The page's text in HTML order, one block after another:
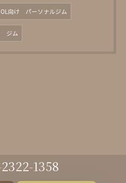
向け パーソナルジム
ジム
1358